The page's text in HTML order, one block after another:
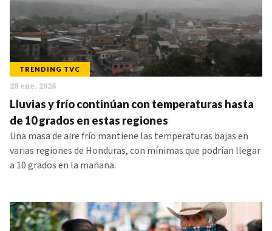
TRENDING TVC
28 ene. 2026
Lluvias y frío continúan con temperaturas hasta
de 10 grados en estas regiones
Una masa de aire frío mantiene las temperaturas bajas en
varias regiones de Honduras, con mínimas que podrían llegar
a 10 grados en la mañana.